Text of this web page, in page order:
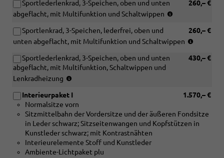
Matrix
LED-
mit
LED-
pro
und
[PZC/8A2]
"Drive
and
Park
pro")
260,– €
Sportlederlenkrad, 3-Speichen, oben und unten
abgeflacht, mit Multifunktion und Schaltwippen
Verbindung
mit
Interieur
I
[PWL]
Interieur
260,– €
Sportlenkrad, 3-Speichen, lederfrei, oben und
unten abgeflacht, mit Multifunktion und Schaltwippen
S
430,– €
Sportlederlenkrad, 3-Speichen, oben und unten
abgeflacht, mit Multifunktion, Schaltwippen und
Lenkradheizung
mit
[PWK]
Interieur
S
line
Paket
1.570,– €
Interieurpaket I
Normalsitze vorn
Sitzmittelbahn der Vordersitze und der äußeren Fondsitze
in Leder schwarz; Sitzseitenwangen und Kopfstützen in
Kunstleder schwarz; mit Kontrastnähten
Interieurelemente Stoff und Kunstleder
Ambiente-Lichtpaket plu